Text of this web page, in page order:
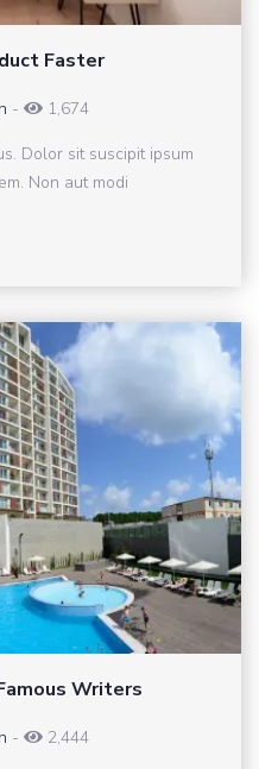
Faster
-
1,674
Dolor sit suscipit ipsum
Non aut modi
Writers
-
2,444